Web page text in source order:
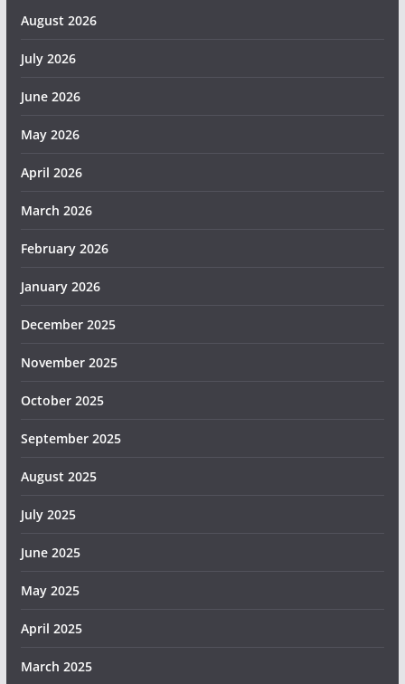
August 2026
July 2026
June 2026
May 2026
April 2026
March 2026
February 2026
January 2026
December 2025
November 2025
October 2025
September 2025
August 2025
July 2025
June 2025
May 2025
April 2025
March 2025